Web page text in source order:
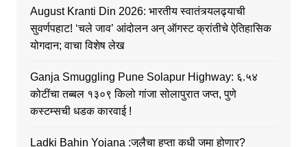
August Kranti Din 2026: भारतीय स्वातंत्र्यलढ्याची
सुवर्णपहाट! ‘चले जाव’ आंदोलन अन् ऑगस्ट क्रांतीचे ऐतिहासिक
योगदान; वाचा विशेष लेख
Ganja Smuggling Pune Solapur Highway: ६.५४
कोटींचा तब्बल १३०९ किलो गांजा सोलापुरात जप्त, पुणे
कस्टम्सची धडक कारवाई !
Ladki Bahin Yojana :जुलैचा हप्ता कधी जमा होणार?